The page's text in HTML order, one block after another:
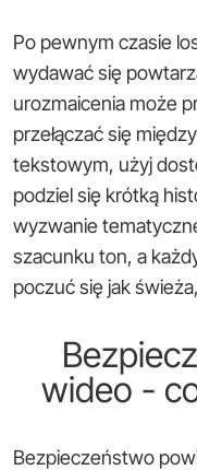
Po pewnym czasie
wydawać się
urozmaicenia może
przełączać się
tekstowym, użyj
podziel się krótką
wyzwanie
szacunku ton, a
poczuć się jak
wideo -
Bezpieczeństwo